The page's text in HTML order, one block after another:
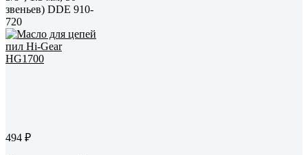
звеньев) DDE 910-
720
494 ₽